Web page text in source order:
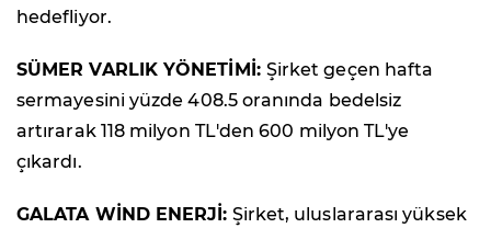
hedefliyor.
SÜMER VARLIK YÖNETİMİ: Şirket geçen hafta
sermayesini yüzde 408.5 oranında bedelsiz
artırarak 118 milyon TL'den 600 milyon TL'ye
çıkardı.
GALATA WİND ENERJİ: Şirket, uluslararası yüksek